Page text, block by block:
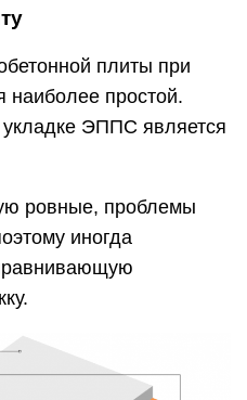
плиты при
простой.
ЭППС является
ровные, проблемы
иногда